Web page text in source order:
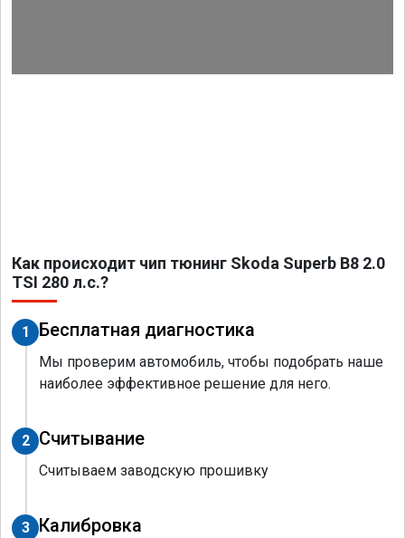
Как происходит чип тюнинг Skoda Superb B8 2.0
TSI 280 л.с.?
1 Бесплатная диагностика
Мы проверим автомобиль, чтобы подобрать наше
наиболее эффективное решение для него.
2 Считывание
Считываем заводскую прошивку
3 Калибровка